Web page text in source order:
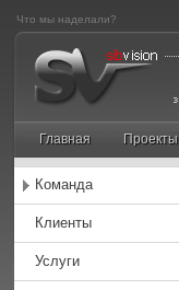
Что мы наделали?
Главная Проекты
Команда
Клиенты
Услуги